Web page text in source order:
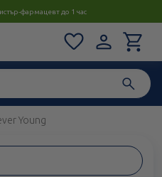
фармацевт до 1 час
Young